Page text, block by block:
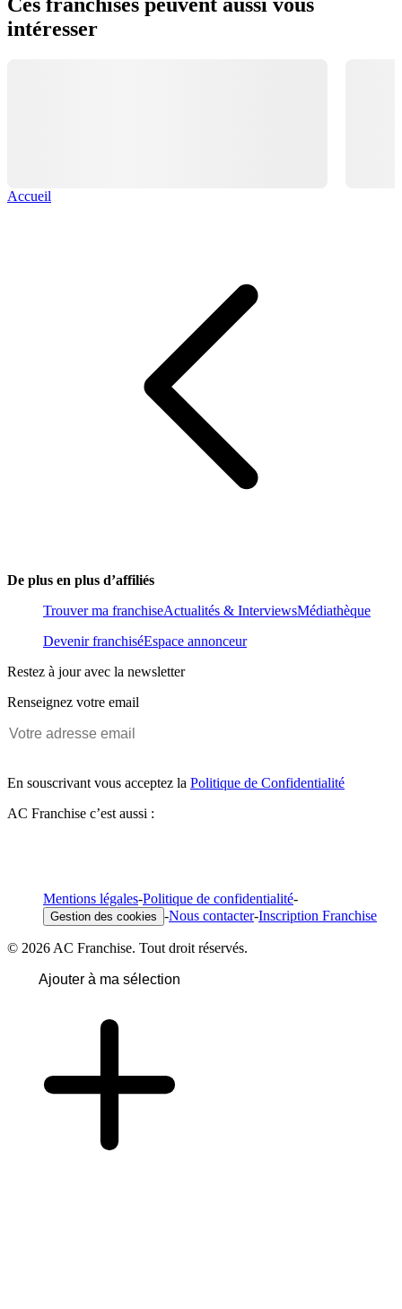
intéresser
Accueil
De plus en plus d’affiliés
Trouver ma franchiseActualités & InterviewsMédiathèque
Devenir franchiséEspace annonceur
Restez à jour avec la newsletter
Renseignez votre email
En souscrivant vous acceptez la Politique de Confidentialité
AC Franchise c’est aussi :
Mentions légales-Politique de confidentialité-
Gestion des cookies -Nous contacter-Inscription Franchise
© 2026 AC Franchise. Tout droit réservés.
Ajouter à ma sélection